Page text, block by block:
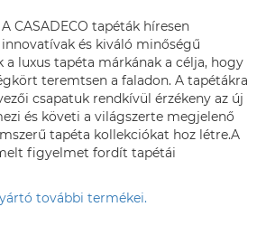
A CASADECO tapéták híresen
innovatívak és kiváló minőségű
a luxus tapéta márkának a célja, hogy
teremtsen a faladon. A tapétákra
csapatuk rendkívül érzékeny az új
és követi a világszerte megjelenő
tapéta kollekciókat hoz létre.A
figyelmet fordít tapétái
további termékei.